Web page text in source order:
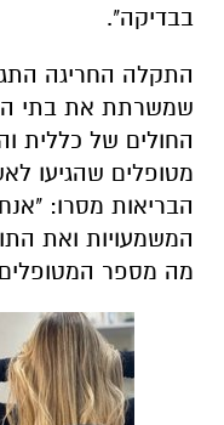
בבדיקה".
התקלה החריגה
שמשרתת את בתי
החולים של כללית
מטופלים שהגיעו
הבריאות מסרו:
המשמעויות ואת
מה מספר